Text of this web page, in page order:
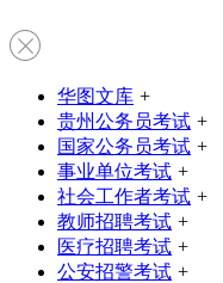
华图文库 +
贵州公务员考试 +
国家公务员考试 +
事业单位考试 +
社会工作者考试 +
教师招聘考试 +
医疗招聘考试 +
公安招警考试 +